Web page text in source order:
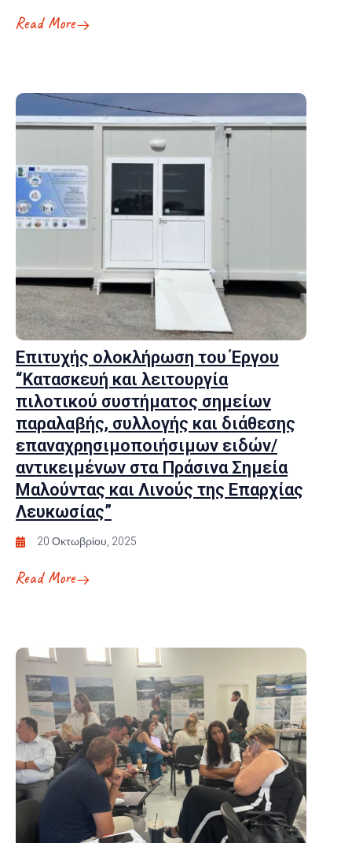
Read More
Επιτυχής ολοκλήρωση του Έργου
“Κατασκευή και λειτουργία
πιλοτικού συστήματος σημείων
παραλαβής, συλλογής και διάθεσης
επαναχρησιμοποιήσιμων ειδών/
αντικειμένων στα Πράσινα Σημεία
Μαλούντας και Λινούς της Επαρχίας
Λευκωσίας”
20 Οκτωβρίου, 2025
Read More